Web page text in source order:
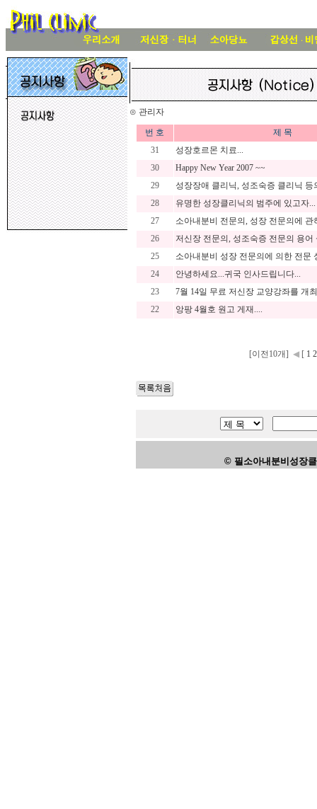
⊙ 관리자
번 호
제 목
31
성장호르몬 치료...
30
Happy New Year 2007 ~~
29
성장장애 클리닉, 성조숙증 클리닉 등
28
유명한 성장클리닉의 범주에 있고자...
27
소아내분비 전문의, 성장 전문의에 관
26
저신장 전문의, 성조숙증 전문의 용어
25
소아내분비 성장 전문의에 의한 전문
24
안녕하세요...귀국 인사드립니다...
23
7월 14일 무료 저신장 교양강좌를 개
22
앙팡 4월호 원고 게재....
[이전10개] ◀ [ 1 2
© 필소아내분비성장